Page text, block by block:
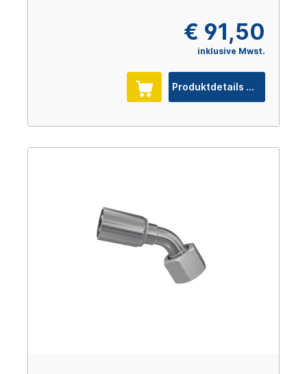
€ 91,50
inklusive Mwst.
Produktdetails